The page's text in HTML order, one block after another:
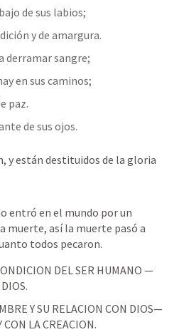
de sus labios;
y de amargura.
derramar sangre;
en sus caminos;
paz.
de sus ojos.
y están destituidos de la gloria
entró en el mundo por un
muerte, así la muerte pasó a
todos pecaron.
DEL SER HUMANO —
Y SU RELACION CON DIOS—
LA CREACION.